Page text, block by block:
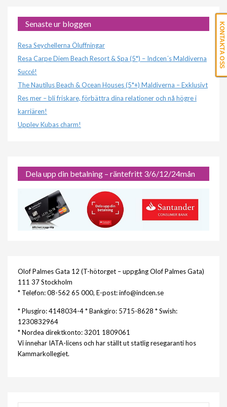
Senaste ur bloggen
Resa Seychellerna Öluffningar
Resa Carpe Diem Beach Resort & Spa (5*) – Indcen´s Maldiverna
Succé!
The Nautilus Beach & Ocean Houses (5*+) Maldiverna – Exklusivt
Res mer – bli friskare, förbättra dina relationer och nå högre i
karriären!
Upplev Kubas charm!
Dela upp din betalning – räntefritt 3/6/12/24mån
Olof Palmes Gata 12 (T-hötorget – uppgång Olof Palmes Gata)
111 37 Stockholm
* Telefon: 08-562 65 000, E-post: info@indcen.se
* Plusgiro: 4148034-4 * Bankgiro: 5715-8628 * Swish:
1230832964
* Nordea direktkonto: 3201 1809061
Vi innehar IATA-licens och har ställt ut statlig resegaranti hos
Kammarkollegiet.
KONTAKTA OSS